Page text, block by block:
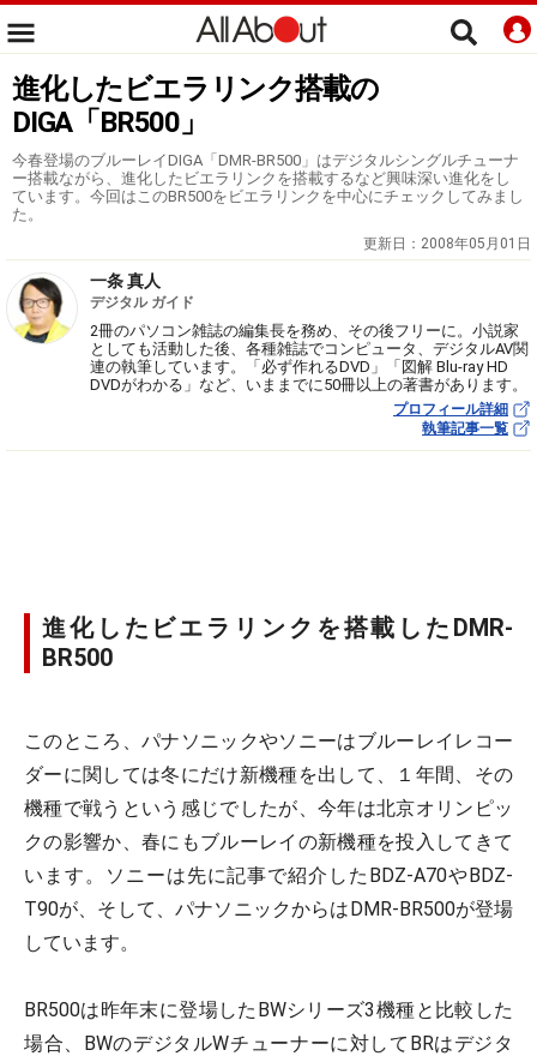
進化したビエラリンク搭載の
DIGA「BR500」
今春登場のブルーレイDIGA「DMR-BR500」はデジタルシングルチューナ
ー搭載ながら、進化したビエラリンクを搭載するなど興味深い進化をし
ています。今回はこのBR500をビエラリンクを中心にチェックしてみまし
た。
更新日： 2008年05月01日
一条 真人
デジタル ガイド
2冊のパソコン雑誌の編集長を務め、その後フリーに。小説家
としても活動した後、各種雑誌でコンピュータ、デジタルAV関
連の執筆しています。「必ず作れるDVD」「図解 Blu-ray HD
DVDがわかる」など、いままでに50冊以上の著書があります。
プロフィール詳細
執筆記事一覧
進化したビエラリンクを搭載したDMR-
BR500
このところ、パナソニックやソニーはブルーレイレコー
ダーに関しては冬にだけ新機種を出して、１年間、その
機種で戦うという感じでしたが、今年は北京オリンピッ
クの影響か、春にもブルーレイの新機種を投入してきて
います。ソニーは先に記事で紹介したBDZ-A70やBDZ-
T90が、そして、パナソニックからはDMR-BR500が登場
しています。
BR500は昨年末に登場したBWシリーズ3機種と比較した
場合、BWのデジタルWチューナーに対してBRはデジタ